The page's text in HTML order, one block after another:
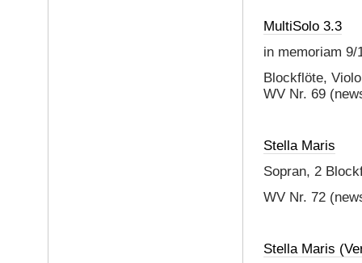
MultiSolo 3.3
in memoriam 9/
Blockflöte,
WV Nr. 69
Stella Maris
Sopran, 2
WV Nr. 72
Stella Maris